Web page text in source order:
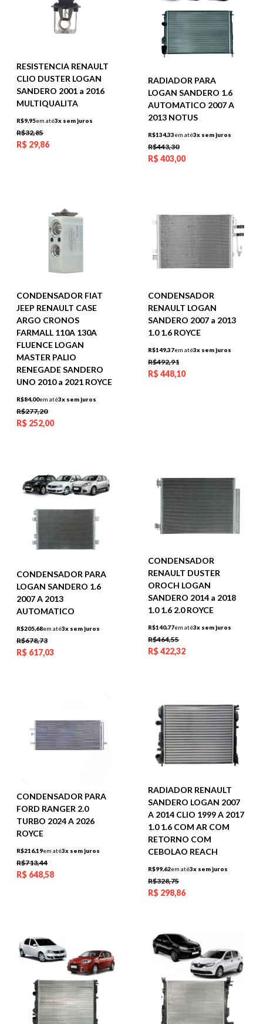
RESISTENCIA RENAULT
CLIO DUSTER LOGAN
SANDERO 2001 a 2016
MULTIQUALITA
R$9,95em até3x sem juros
R$32,85
R$ 29,86
RADIADOR PARA
LOGAN SANDERO 1.6
AUTOMATICO 2007 A
2013 NOTUS
R$134,33em até3x sem juros
R$443,30
R$403,00
CONDENSADOR FIAT
JEEP RENAULT CASE
ARGO CRONOS
FARMALL 110A 130A
FLUENCE LOGAN
MASTER PALIO
RENEGADE SANDERO
UNO 2010 a 2021 ROYCE
R$84,00em até3x sem juros
R$277,20
R$ 252,00
CONDENSADOR
RENAULT LOGAN
SANDERO 2007 a 2013
1.0 1.6 ROYCE
R$149,37em até3x sem juros
R$492,91
R$448,10
CONDENSADOR PARA
LOGAN SANDERO 1.6
2007 A 2013
AUTOMATICO
R$205,68em até3x sem juros
R$678,73
R$ 617,03
CONDENSADOR
RENAULT DUSTER
OROCH LOGAN
SANDERO 2014 a 2018
1.0 1.6 2.0 ROYCE
R$140,77em até3x sem juros
R$464,55
R$422,32
CONDENSADOR PARA
FORD RANGER 2.0
TURBO 2024 A 2026
ROYCE
R$216,19em até3x sem juros
R$713,44
R$ 648,58
RADIADOR RENAULT
SANDERO LOGAN 2007
A 2014 CLIO 1999 A 2017
1.0 1.6 COM AR COM
RETORNO COM
CEBOLAO REACH
R$99,62em até3x sem juros
R$328,75
R$ 298,86